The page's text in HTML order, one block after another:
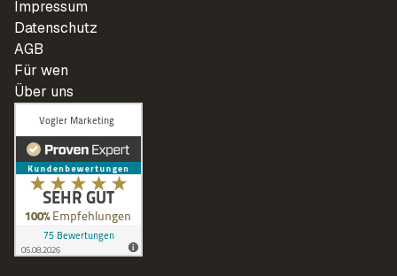
Impressum
Datenschutz
AGB
Für wen
Über uns